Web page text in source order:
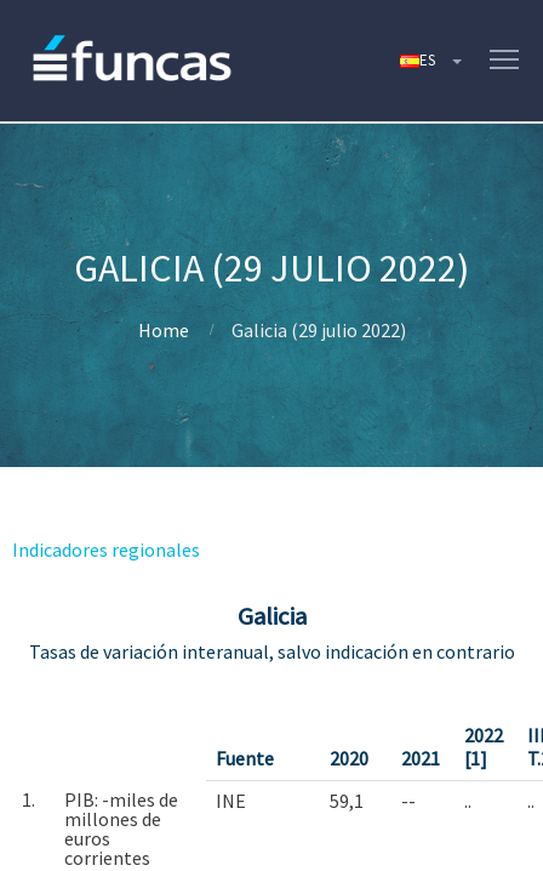
GALICIA (29 JULIO 2022)
Home Galicia (29 julio 2022)
Indicadores regionales
Galicia
Tasas de variación interanual, salvo indicación en contrario
Fuente 2020 2021
2022
[1]
1.
PIB: -miles de
millones de
euros
corrientes
INE 59,1 -- .. ..